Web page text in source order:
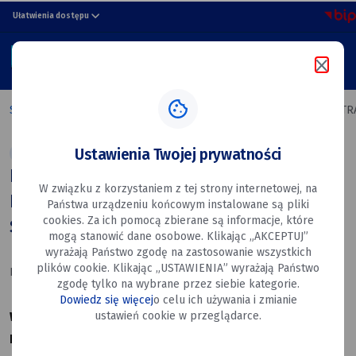
przejdź do nawigacji strony
przejdź do treści strony
przejdź do stopki strony
POWIATOWY
TURNIEJ
PIŁKI
NOŻNEJ
STRAŻACKICH
O
PUCHAR
STAROSTY
RYCKIEGO
Ułatwienia dostępu
MENU
Strona główna POWIATOWY TURNIEJ PIŁKI NOŻNEJ DRUŻYN
Sport
POWIATOWY TURNIEJ PIŁKI NOŻNEJ
DRUŻYN STRAŻACKICH O PUCHAR
STAROSTY RYCKIEGO
Data utworzenia: 28.05.2025
W dniu 25 maja 2025 r. na stadionie miejskim przy ul. 15
Pułku Piechoty Wilków 5b w Dęblinie odbył się
Ustawienia Twojej prywatności
W związku z korzystaniem z tej strony internetowej, na
Państwa urządzeniu końcowym instalowane są pliki
cookies. Za ich pomocą zbierane są informacje, które
mogą stanowić dane osobowe. Klikając „AKCEPTUJ”
wyrażają Państwo zgodę na zastosowanie wszystkich
plików cookie. Klikając „USTAWIENIA” wyrażają Państwo
zgodę tylko na wybrane przez siebie kategorie.
Dowiedz się więcejo celu ich używania i zmianie
ustawień cookie w przeglądarce.